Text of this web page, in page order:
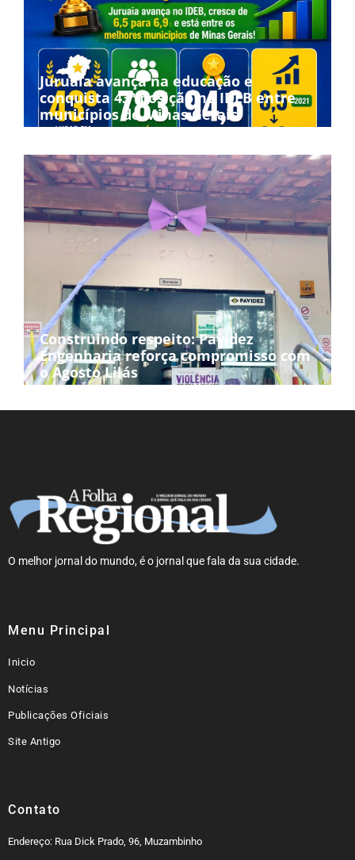
Juruaia avança na educação e
conquista 43ª posição no IDEB entre
municípios de Minas Gerais
Construindo respeito: Pavidez
Engenharia reforça compromisso com
o Agosto Lilás
O melhor jornal do mundo, é o jornal que fala da sua cidade.
Menu Principal
Inicio
Notícias
Publicações Oficiais
Site Antigo
Contato
Endereço: Rua Dick Prado, 96, Muzambinho